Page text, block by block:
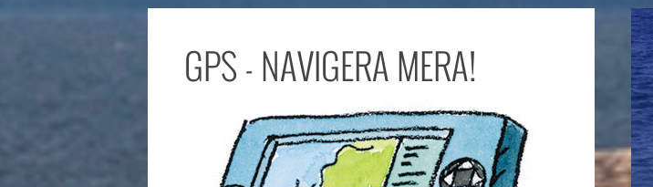
GPS - NAVIGERA MERA!